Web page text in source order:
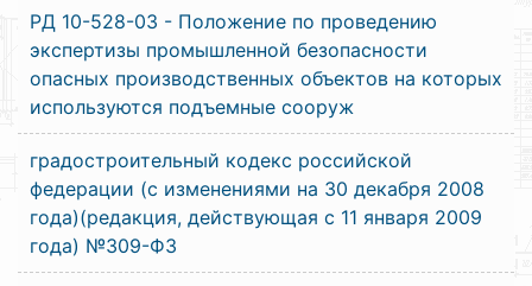
РД 10-528-03 - Положение по проведению
экспертизы промышленной безопасности
опасных производственных объектов на которых
используются подъемные сооруж
градостроительный кодекс российской
федерации (с изменениями на 30 декабря 2008
года)(редакция, действующая с 11 января 2009
года) №309-Ф3